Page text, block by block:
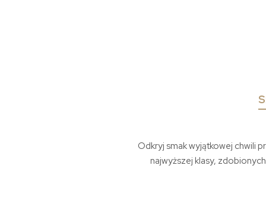
Odkryj smak wyjątkowej chwili
najwyższej klasy,